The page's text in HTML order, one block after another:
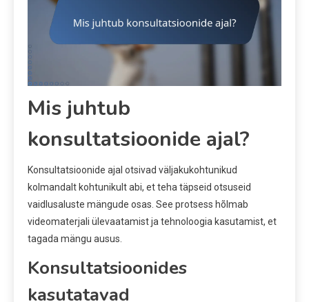
Mis juhtub
konsultatsioonide ajal?
Konsultatsioonide ajal otsivad väljakukohtunikud
kolmandalt kohtunikult abi, et teha täpseid otsuseid
vaidlusaluste mängude osas. See protsess hõlmab
videomaterjali ülevaatamist ja tehnoloogia kasutamist, et
tagada mängu ausus.
Konsultatsioonides
kasutatavad